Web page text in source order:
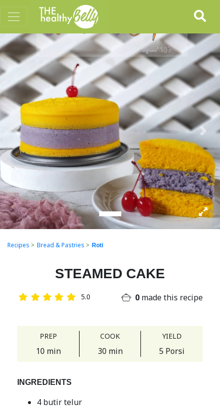
Previous Next
Recipes > Bread & Pastries > Roti
STEAMED CAKE
5.0 0 made this recipe
PREP
10 min
COOK
30 min
YIELD
5 Porsi
INGREDIENTS
4 butir telur